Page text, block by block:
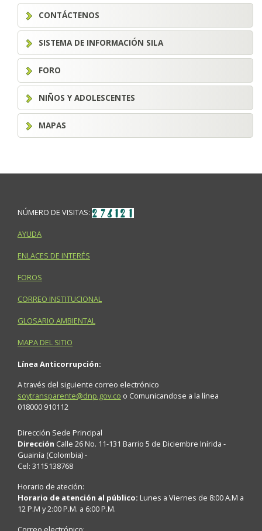
CONTÁCTENOS
SISTEMA DE INFORMACIÓN SILA
FORO
NIÑOS Y ADOLESCENTES
MAPAS
NÚMERO DE VISITAS:
AYUDA
ENLACES DE INTERÉS
FOROS
CORREO INSTITUCIONAL
GLOSARIO AMBIENTAL
MAPA DEL SITIO
Línea Anticorrupción:
A través del siguiente correo electrónico
soytransparente@dnp.gov.co o Comunicandose a la línea
018000 910112
Dirección Sede Principal
Dirección Calle 26 No. 11-131 Barrio 5 de Diciembre Inírida -
Guainía (Colombia) -
Cel: 3115138768
Horario de ateción:
Horario de atención al público: Lunes a Viernes de 8:00 A.M a
12 P.M y 2:00 P.M. a 6:00 P.M.